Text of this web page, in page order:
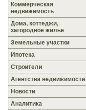
Коммерческая
недвижимость
Дома, коттеджи,
загородное жилье
Земельные участки
Ипотека
Строители
Агентства недвижимости
Новости
Аналитика